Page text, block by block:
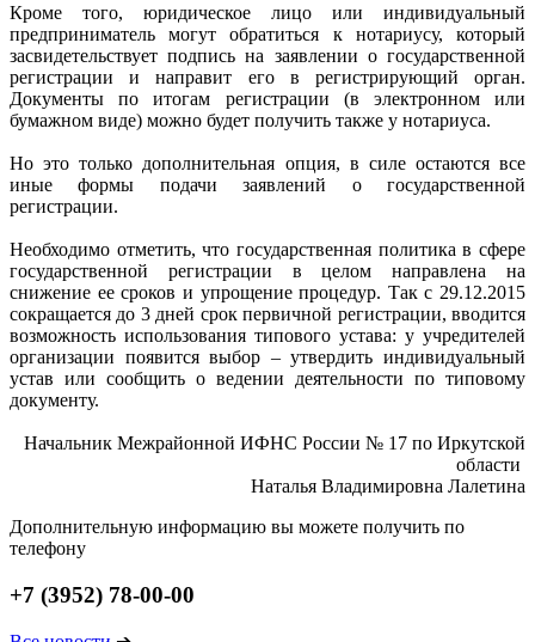
Кроме того, юридическое лицо или индивидуальный
предприниматель могут обратиться к нотариусу, который
засвидетельствует подпись на заявлении о государственной
регистрации и направит его в регистрирующий орган.
Документы по итогам регистрации (в электронном или
бумажном виде) можно будет получить также у нотариуса.
Но это только дополнительная опция, в силе остаются все
иные формы подачи заявлений о государственной
регистрации.
Необходимо отметить, что государственная политика в сфере
государственной регистрации в целом направлена на
снижение ее сроков и упрощение процедур. Так с 29.12.2015
сокращается до 3 дней срок первичной регистрации, вводится
возможность использования типового устава: у учредителей
организации появится выбор – утвердить индивидуальный
устав или сообщить о ведении деятельности по типовому
документу.
Начальник Межрайонной ИФНС России № 17 по Иркутской
области
Наталья Владимировна Лалетина
Дополнительную информацию вы можете получить по
телефону
+7 (3952) 78-00-00